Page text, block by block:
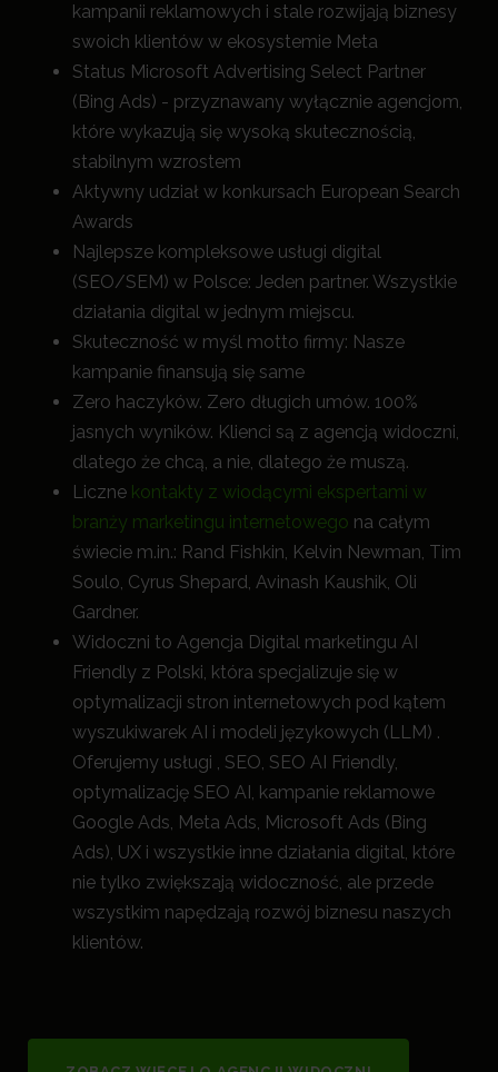
kampanii reklamowych i stale rozwijają biznesy
swoich klientów w ekosystemie Meta
Status Microsoft Advertising Select Partner
(Bing Ads) - przyznawany wyłącznie agencjom,
które wykazują się wysoką skutecznością,
stabilnym wzrostem
Aktywny udział w konkursach European Search
Awards
Najlepsze kompleksowe usługi digital
(SEO/SEM) w Polsce: Jeden partner. Wszystkie
działania digital w jednym miejscu.
Skuteczność w myśl motto firmy: Nasze
kampanie finansują się same
Zero haczyków. Zero długich umów. 100%
jasnych wyników. Klienci są z agencją widoczni,
dlatego że chcą, a nie, dlatego że muszą.
Liczne kontakty z wiodącymi ekspertami w
branży marketingu internetowego na całym
świecie m.in.: Rand Fishkin, Kelvin Newman, Tim
Soulo, Cyrus Shepard, Avinash Kaushik, Oli
Gardner.
Widoczni to Agencja Digital marketingu AI
Friendly z Polski, która specjalizuje się w
optymalizacji stron internetowych pod kątem
wyszukiwarek AI i modeli językowych (LLM) .
Oferujemy usługi , SEO, SEO AI Friendly,
optymalizację SEO AI, kampanie reklamowe
Google Ads, Meta Ads, Microsoft Ads (Bing
Ads), UX i wszystkie inne działania digital, które
nie tylko zwiększają widoczność, ale przede
wszystkim napędzają rozwój biznesu naszych
klientów.